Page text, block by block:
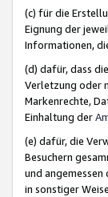
(c) für die
Eignung der
Informationen,
(d) dafür, dass
Verletzung oder
Markenrechte,
Einhaltung der
(e) dafür, die
Besuchern
und
in sonstiger